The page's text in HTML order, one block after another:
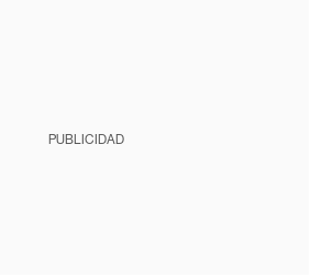
PUBLICIDAD